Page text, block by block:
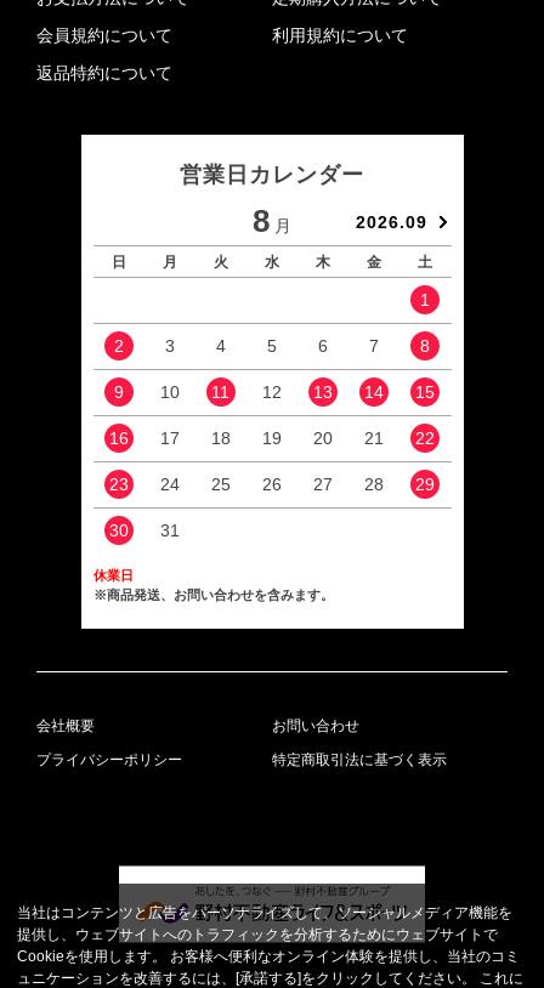
会員規約について
返品特約について
利用規約について
営業日カレンダー
8 月 2026.09
日 月 火 水 木 金 土
1
2 3 4 5 6 7 8
9 10 11 12 13 14 15
16 17 18 19 20 21 22
23 24 25 26 27 28 29
30 31
休業日
※商品発送、お問い合わせを含みます。
会社概要
お問い合わせ
プライバシーポリシー
特定商取引法に基づく表示
当社はコンテンツと広告をパーソナライズして、ソーシャルメディア機能を
提供し、ウェブサイトへのトラフィックを分析するためにウェブサイトで
Cookieを使用します。 お客様へ便利なオンライン体験を提供し、当社のコミ
ュニケーションを改善するには、[承諾する]をクリックしてください。 これに